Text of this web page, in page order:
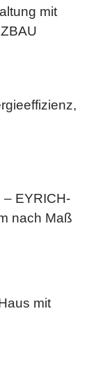
mit
– EYRICH-
nach Maß
mit